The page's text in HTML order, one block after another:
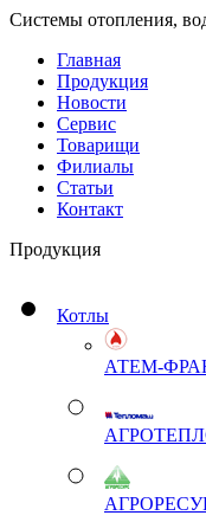
Системы отопления,
Главная
Продукция
Новости
Сервис
Товарищи
Филиалы
Статьи
Контакт
Продукция
Котлы
АТЕМ-